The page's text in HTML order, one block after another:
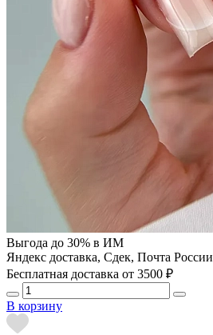
Выгода до 30% в ИМ
Яндекс доставка, Сдек, Почта России
Бесплатная доставка от 3500 ₽
В корзину